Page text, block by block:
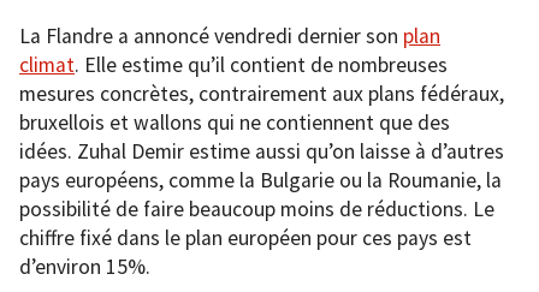
La Flandre a annoncé vendredi dernier son plan
climat. Elle estime qu’il contient de nombreuses
mesures concrètes, contrairement aux plans fédéraux,
bruxellois et wallons qui ne contiennent que des
idées. Zuhal Demir estime aussi qu’on laisse à d’autres
pays européens, comme la Bulgarie ou la Roumanie, la
possibilité de faire beaucoup moins de réductions. Le
chiffre fixé dans le plan européen pour ces pays est
d’environ 15%.